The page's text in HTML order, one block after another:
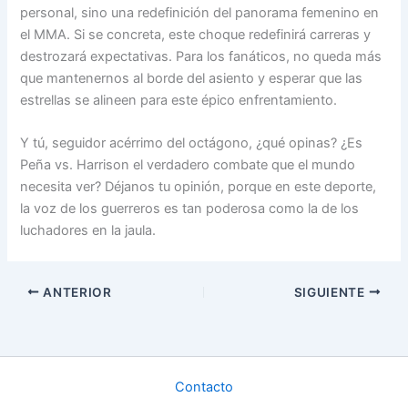
personal, sino una redefinición del panorama femenino en
el MMA. Si se concreta, este choque redefinirá carreras y
destrozará expectativas. Para los fanáticos, no queda más
que mantenernos al borde del asiento y esperar que las
estrellas se alineen para este épico enfrentamiento.
Y tú, seguidor acérrimo del octágono, ¿qué opinas? ¿Es
Peña vs. Harrison el verdadero combate que el mundo
necesita ver? Déjanos tu opinión, porque en este deporte,
la voz de los guerreros es tan poderosa como la de los
luchadores en la jaula.
ANTERIOR SIGUIENTE
Contacto